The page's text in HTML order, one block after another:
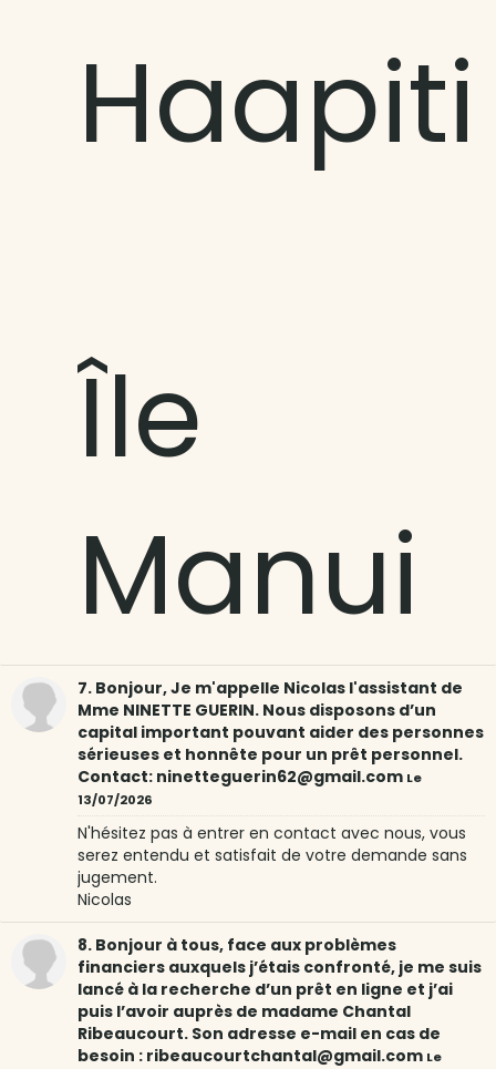
Haapiti
Île
Manui
7. Bonjour, Je m'appelle Nicolas l'assistant de
Mme NINETTE GUERIN. Nous disposons d’un
capital important pouvant aider des personnes
sérieuses et honnête pour un prêt personnel.
Contact: ninetteguerin62@gmail.com Le
13/07/2026
N'hésitez pas à entrer en contact avec nous, vous
serez entendu et satisfait de votre demande sans
jugement.
Nicolas
8. Bonjour à tous, face aux problèmes
financiers auxquels j’étais confronté, je me suis
lancé à la recherche d’un prêt en ligne et j’ai
puis l’avoir auprès de madame Chantal
Ribeaucourt. Son adresse e-mail en cas de
besoin : ribeaucourtchantal@gmail.com Le